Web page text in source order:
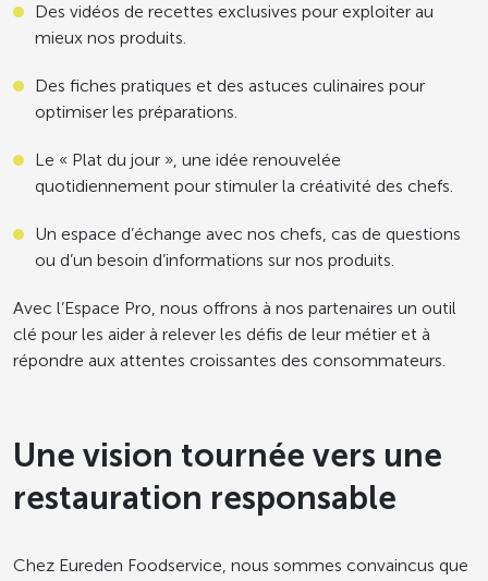
Des vidéos de recettes exclusives pour exploiter au
mieux nos produits.
Des fiches pratiques et des astuces culinaires pour
optimiser les préparations.
Le « Plat du jour », une idée renouvelée
quotidiennement pour stimuler la créativité des chefs.
Un espace d’échange avec nos chefs, cas de questions
ou d’un besoin d’informations sur nos produits.
Avec l’Espace Pro, nous offrons à nos partenaires un outil
clé pour les aider à relever les défis de leur métier et à
répondre aux attentes croissantes des consommateurs.
Une vision tournée vers une
restauration responsable
Chez Eureden Foodservice, nous sommes convaincus que